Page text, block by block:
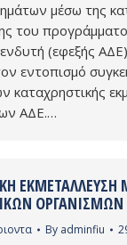
μέσω της
του
(εφεξής
εντοπισμό
καταχρηστικής
ΑΔΕ.…
ΕΚΜΕΤΆΛΛΕΥΣΗ
ΟΡΓΑΝΙΣΜΏΝ
By adminfiu